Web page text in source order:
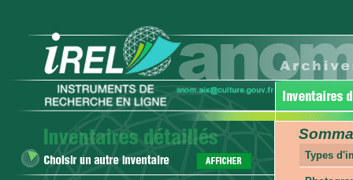
Types